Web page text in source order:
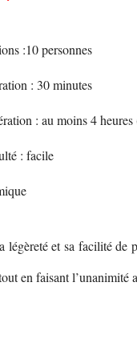
:10 personnes
: 30 minutes
: au moins 4
: facile
légèreté et sa facilité
en faisant l’unanimité